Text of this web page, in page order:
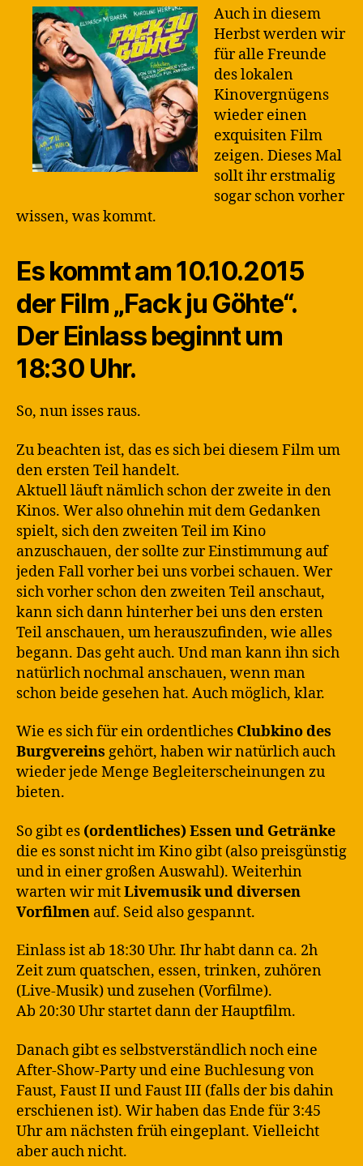
Auch in diesem
Herbst werden wir
für alle Freunde
des lokalen
Kinovergnügens
wieder einen
exquisiten Film
zeigen. Dieses Mal
sollt ihr erstmalig
sogar schon vorher
wissen, was kommt.
Es kommt am10.10.2015
der Film „Fack ju Göhte“.
Der Einlass beginnt um
18:30 Uhr.
So, nun isses raus.
Zu beachten ist, das es sich bei diesem Film um
den ersten Teil handelt.
Aktuell läuft nämlich schon der zweite in den
Kinos. Wer also ohnehin mit dem Gedanken
spielt, sich den zweiten Teil im Kino
anzuschauen, der sollte zur Einstimmung auf
jeden Fall vorher bei uns vorbei schauen. Wer
sich vorher schon den zweiten Teil anschaut,
kann sich dann hinterher bei uns den ersten
Teil anschauen, um herauszufinden, wie alles
begann. Das geht auch. Und man kann ihn sich
natürlich nochmal anschauen, wenn man
schon beide gesehen hat. Auch möglich, klar.
Wie es sich für ein ordentliches Clubkino des
Burgvereins gehört, haben wir natürlich auch
wieder jede Menge Begleiterscheinungen zu
bieten.
So gibt es (ordentliches) Essen und Getränke
die es sonst nicht im Kino gibt (also preisgünstig
und in einer großen Auswahl). Weiterhin
warten wir mitLivemusik und diversen
Vorfilmen auf. Seid also gespannt.
Einlass ist ab 18:30 Uhr. Ihr habt dann ca. 2h
Zeit zum quatschen, essen, trinken, zuhören
(Live-Musik) und zusehen (Vorfilme).
Ab 20:30 Uhr startet dann der Hauptfilm.
Danach gibt es selbstverständlich noch eine
After-Show-Party und eine Buchlesung von
Faust, Faust II und Faust III (falls der bis dahin
erschienen ist). Wir haben das Ende für 3:45
Uhr am nächsten früh eingeplant. Vielleicht
aber auch nicht.